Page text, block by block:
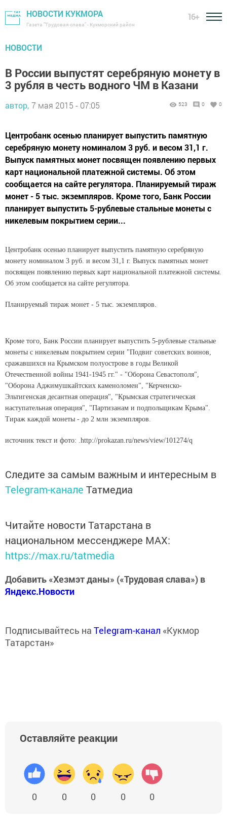
НОВОСТИ КУКМОРА
Газета "Трудовая слава" - Кукморский район
16+
НОВОСТИ
В России выпустят серебряную монету в
3 рубля в честь водного ЧМ в Казани
автор, 7 мая 2015 - 07:05 523 0 0
Центробанк осенью планирует выпустить памятную
серебряную монету номиналом 3 руб. и весом 31,1 г.
Выпуск памятных монет посвящен появлению первых
карт национальной платежной системы. Об этом
сообщается на сайте регулятора. Планируемый тираж
монет - 5 тыс. экземпляров. Кроме того, Банк России
планирует выпустить 5-рублевые стальные монеты с
никелевым покрытием серии...
Центробанк осенью планирует выпустить памятную серебряную
монету номиналом 3 руб. и весом 31,1 г. Выпуск памятных монет
посвящен появлению первых карт национальной платежной системы.
Об этом сообщается на сайте регулятора.
Планируемый тираж монет - 5 тыс. экземпляров.
Кроме того, Банк России планирует выпустить 5-рублевые стальные
монеты с никелевым покрытием серии "Подвиг советских воинов,
сражавшихся на Крымском полуострове в годы Великой
Отечественной войны 1941-1945 гг." - "Оборона Севастополя",
"Оборона Аджимушкайтских каменоломен", "Керченско-
Эльтигенская десантная операция", "Крымская стратегическая
наступательная операция", "Партизанам и подпольщикам Крыма".
Тираж каждой монеты - до 2 млн экземпляров.
источник текст и фото: .http://prokazan.ru/news/view/101274/q
Следите за самым важным и интересным в
Telegram-канале Татмедиа
Читайте новости Татарстана в
национальном мессенджере MАХ:
https://max.ru/tatmedia
Добавить «Хезмэт даны» («Трудовая слава») в
Яндекс.Новости
Подписывайтесь на Telegram-канал «Кукмор
Татарстан»
Оставляйте реакции
0 0 0 0 0